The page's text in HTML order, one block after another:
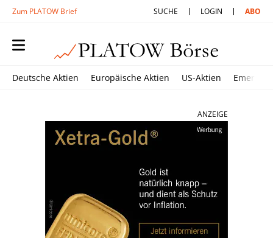
Zum PLATOW Brief SUCHE LOGIN ABO
Deutsche Aktien Europäische Aktien US-Aktien
ANZEIGE